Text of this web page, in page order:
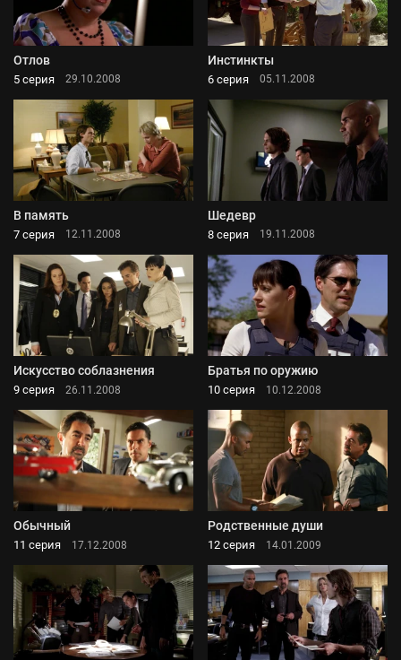
Отлов
5 серия 29.10.2008
Инстинкты
6 серия 05.11.2008
В память
7 серия 12.11.2008
Шедевр
8 серия 19.11.2008
Искусство соблазнения
9 серия 26.11.2008
Братья по оружию
10 серия 10.12.2008
Обычный
11 серия 17.12.2008
Родственные души
12 серия 14.01.2009